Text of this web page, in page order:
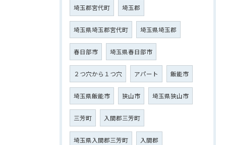
埼玉郡宮代町 埼玉郡
埼玉県埼玉郡宮代町 埼玉県埼玉郡
春日部市 埼玉県春日部市
２つ穴から１つ穴 アパート 飯能市
埼玉県飯能市 狭山市 埼玉県狭山市
三芳町 入間郡三芳町
埼玉県入間郡三芳町 入間郡